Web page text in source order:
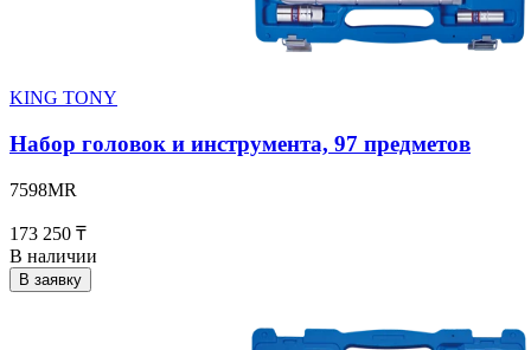
KING TONY
Набор головок и инструмента, 97 предметов
7598MR
173 250 ₸
В наличии
В заявку